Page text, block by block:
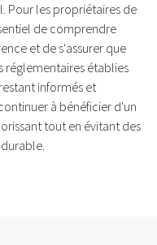
Pour les propriétaires de
de comprendre
et de s'assurer que
réglementaires établies
informés et
à bénéficier d'un
tout en évitant des